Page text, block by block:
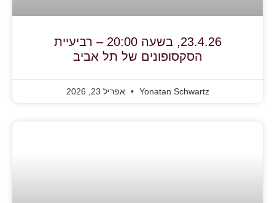
23.4.26, בשעה 20:00 – רביעיית
הסקסופונים של תל אביב
Yonatan Schwartz אפריל 23, 2026